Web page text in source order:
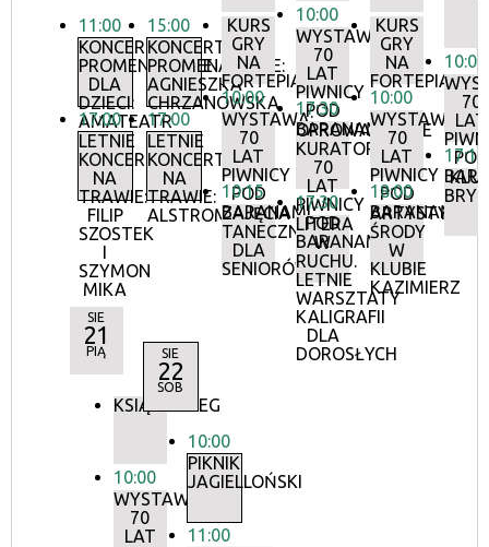
11:00
KONCERTY
PROMENADOWE
DLA
DZIECI:
AMATEATR
17:00
LETNIE
KONCERTY
NA
TRAWIE:
FILIP
SZOSTEK
I
SZYMON
MIKA
15:00
KONCERTY
PROMENADOWE:
AGNIESZKA
CHRZANOWSKA
17:00
LETNIE
KONCERTY
NA
TRAWIE:
ALSTROMERIE
KURS
GRY
NA
FORTEPIANIE
10:00
WYSTAWA:
70
LAT
PIWNICY
POD
BARANAMI
10:15
ZAJĘCIA
TANECZNE
DLA
SENIORÓW
10:00
WYSTAWA:
70
LAT
PIWNICY
POD
BARANAMI
17:30
OPROWADZANIE
KURATORSKIE:
70
LAT
PIWNICY
POD
BARANAMI
17:30
LITERA
W
RUCHU.
LETNIE
WARSZTATY
KALIGRAFII
DLA
DOROSŁYCH
KURS
GRY
NA
FORTEPIANIE
10:00
WYSTAWA:
70
LAT
PIWNICY
POD
BARANAMI
18:00
ŚRODY
W
KLUBIE
KAZIMIERZ
10:00
70
LAT
POD
17:15
SIE
21
PIĄ
KSIĄŻKOBIEG
10:00
WYSTAWA:
70
LAT
SIE
22
SOB
10:00
PIKNIK
JAGIELLOŃSKI
11:00